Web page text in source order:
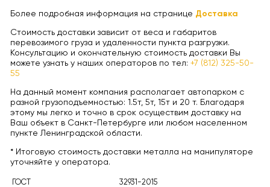
Более подробная информация на странице Доставка
Стоимость доставки зависит от веса и габаритов
перевозимого груза и удаленности пункта разгрузки.
Консультацию и окончательную стоимость доставки Вы
можете узнать у наших операторов по тел: +7 (812) 325-50-
55
На данный момент компания располагает автопарком с
разной грузоподъемностью: 1.5т, 5т, 15т и 20 т. Благодаря
этому мы легко и точно в срок осуществим доставку на
Ваш объект в Санкт-Петербурге или любом населенном
пункте Ленинградской области.
* Итоговую стоимость доставки металла на манипуляторе
уточняйте у оператора.
ГОСТ
32931-2015